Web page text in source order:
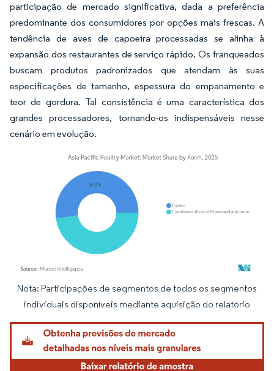
participação de mercado significativa, dada a preferência
predominante dos consumidores por opções mais frescas. A
tendência de aves de capoeira processadas se alinha à
expansão dos restaurantes de serviço rápido. Os franqueados
buscam produtos padronizados que atendam às suas
especificações de tamanho, espessura do empanamento e
teor de gordura. Tal consistência é uma característica dos
grandes processadores, tornando-os indispensáveis nesse
cenário em evolução.
Imagem © Mordor Intelligence. O reuso requer atribuição conforme CC BY 4.0.
Nota: Participações de segmentos de todos os segmentos
individuais disponíveis mediante aquisição do relatório